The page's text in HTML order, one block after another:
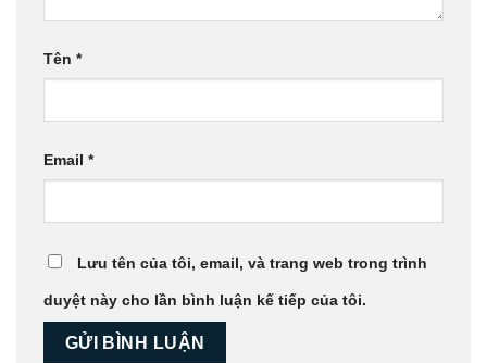
Tên *
Email *
Lưu tên của tôi, email, và trang web trong trình
duyệt này cho lần bình luận kế tiếp của tôi.